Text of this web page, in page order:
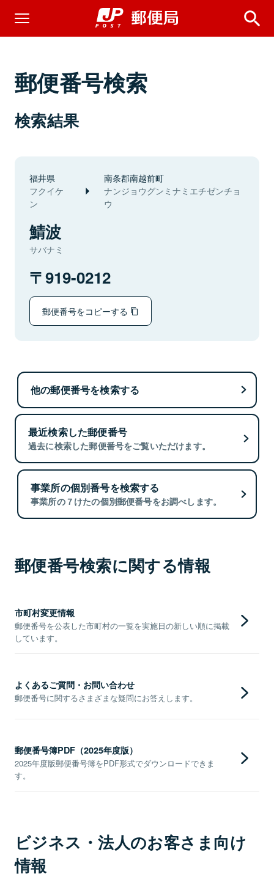
郵便番号検索
検索結果
福井県
フクイケ
ン
南条郡南越前町
ナンジョウグンミナミエチゼンチョ
ウ
鯖波
サバナミ
919-0212
郵便番号をコピーする
他の郵便番号を検索する
最近検索した郵便番号
過去に検索した郵便番号をご覧いただけます。
事業所の個別番号を検索する
事業所の７けたの個別郵便番号をお調べします。
郵便番号検索に関する情報
市町村変更情報
郵便番号を公表した市町村の一覧を実施日の新しい順に掲載
しています。
よくあるご質問・お問い合わせ
郵便番号に関するさまざまな疑問にお答えします。
郵便番号簿PDF（2025年度版）
2025年度版郵便番号簿をPDF形式でダウンロードできま
す。
ビジネス・法人のお客さま向け
情報